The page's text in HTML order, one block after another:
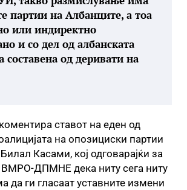
партии на Албанците, а тоа
или индиректно
и со дел од албанската
составена од деривати на
ставот на еден од
на опозициски партии
Касами, кој одговарајќи за
ВМРО-ДПМНЕ дека ниту сега ниту
да ги гласаат уставните измени